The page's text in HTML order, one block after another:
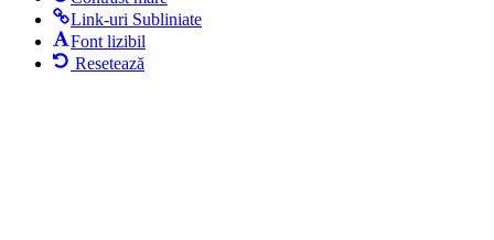
Link-uri Subliniate
Font lizibil
Resetează